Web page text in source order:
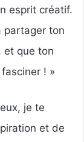
esprit créatif.
partager ton
et que ton
! »
je te
et de